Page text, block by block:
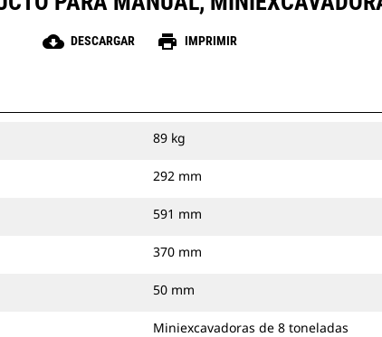
cloud_download DESCARGAR print IMPRIMIR
89 kg
292 mm
591 mm
370 mm
50 mm
Miniexcavadoras de 8 toneladas